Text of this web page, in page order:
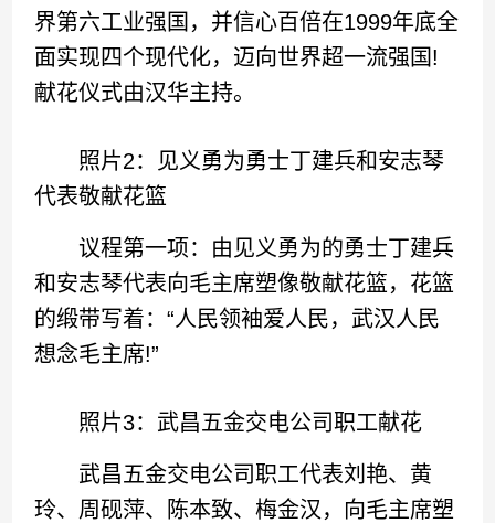
界第六工业强国，并信心百倍在1999年底全
面实现四个现代化，迈向世界超一流强国!
献花仪式由汉华主持。
照片2：见义勇为勇士丁建兵和安志琴
代表敬献花篮
议程第一项：由见义勇为的勇士丁建兵
和安志琴代表向毛主席塑像敬献花篮，花篮
的缎带写着：“人民领袖爱人民，武汉人民
想念毛主席!”
照片3：武昌五金交电公司职工献花
武昌五金交电公司职工代表刘艳、黄
玲、周砚萍、陈本致、梅金汉，向毛主席塑